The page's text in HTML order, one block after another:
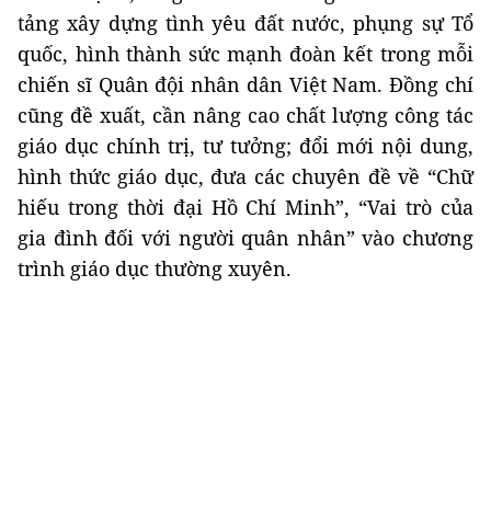
tảng xây dựng tình yêu đất nước, phụng sự Tổ
quốc, hình thành sức mạnh đoàn kết trong mỗi
chiến sĩ Quân đội nhân dân Việt Nam. Đồng chí
cũng đề xuất, cần nâng cao chất lượng công tác
giáo dục chính trị, tư tưởng; đổi mới nội dung,
hình thức giáo dục, đưa các chuyên đề về “Chữ
hiếu trong thời đại Hồ Chí Minh”, “Vai trò của
gia đình đối với người quân nhân” vào chương
trình giáo dục thường xuyên.